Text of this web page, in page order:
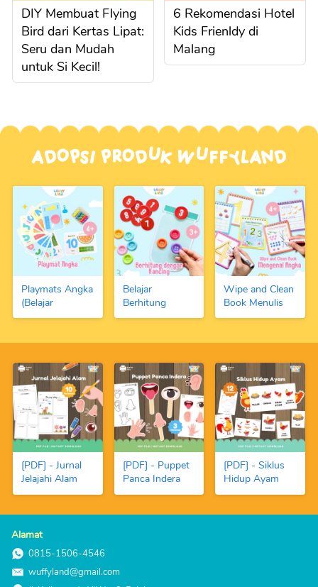
DIY Membuat Flying
Bird dari Kertas Lipat:
Seru dan Mudah
untuk Si Kecil!
6 Rekomendasi Hotel
Kids Frienldy di
Malang
Adopsi Produk Wuffyland
Playmats Angka
(Belajar
Berhitung 1-10
Belajar
Berhitung
Dengan Kancing
dan Angka
Wipe and Clean
Book Menulis
Angka dan
(FREE Spidol
[PDF] - Jurnal
Jelajahi Alam
[PDF] - Puppet
Panca Indera
[PDF] - Siklus
Hidup Ayam
Alamat
0815-1506-4546
wuffyland@gmail.com